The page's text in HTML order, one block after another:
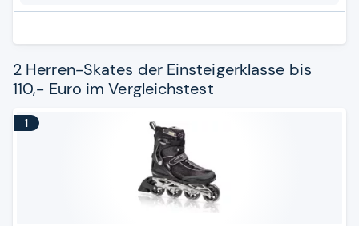
2 Herren-Skates der Einsteigerklasse bis
110,- Euro im Vergleichstest
1